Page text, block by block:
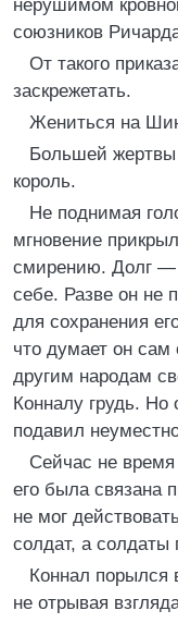
нерушимом
союзников
От такого
заскрежетать.
Жениться на
Большей жертвы
король.
Не поднимая
мгновение
смирению. Долг —
себе. Разве он не
для сохранения
что думает он
другим народам
Конналу грудь. Но
подавил
Сейчас не
его была связана
не мог
солдат, а солдаты
Коннал порылся
не отрывая